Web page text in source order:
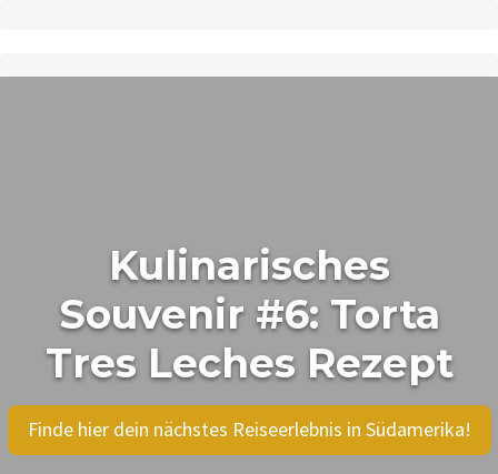
Kulinarisches
Souvenir #6: Torta
Tres Leches Rezept
Finde hier dein nächstes Reiseerlebnis in Südamerika!